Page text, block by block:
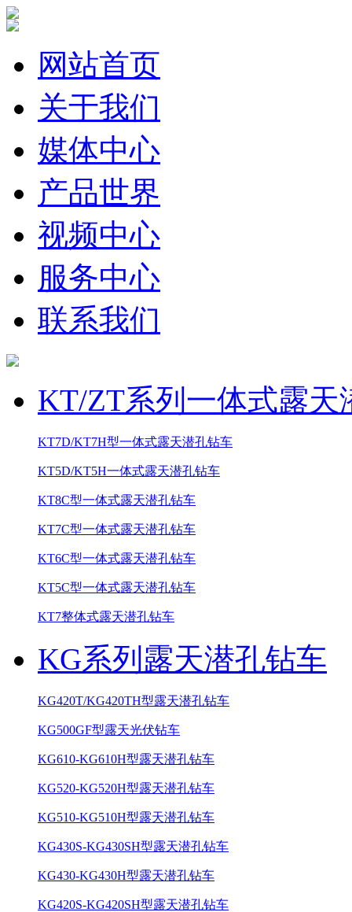
网站首页
关于我们
媒体中心
产品世界
视频中心
服务中心
联系我们
KT/ZT系列一体式露天
KT7D/KT7H型一体式露天潜孔钻车
KT5D/KT5H一体式露天潜孔钻车
KT8C型一体式露天潜孔钻车
KT7C型一体式露天潜孔钻车
KT6C型一体式露天潜孔钻车
KT5C型一体式露天潜孔钻车
KT7整体式露天潜孔钻车
KG系列露天潜孔钻车
KG420T/KG420TH型露天潜孔钻车
KG500GF型露天光伏钻车
KG610-KG610H型露天潜孔钻车
KG520-KG520H型露天潜孔钻车
KG510-KG510H型露天潜孔钻车
KG430S-KG430SH型露天潜孔钻车
KG430-KG430H型露天潜孔钻车
KG420S-KG420SH型露天潜孔钻车